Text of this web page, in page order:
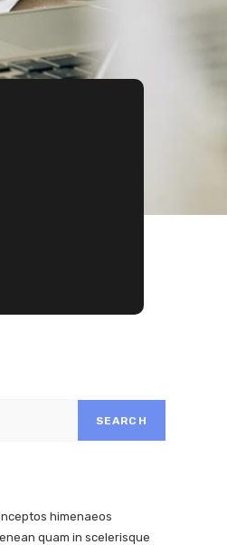
SEARCH
himenaeos
quam in scelerisque